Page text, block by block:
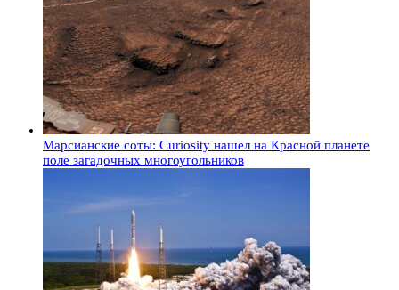
Марсианские соты: Curiosity нашел на Красной планете
поле загадочных многоугольников